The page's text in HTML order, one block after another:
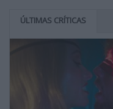
ÚLTIMAS CRÍTICAS